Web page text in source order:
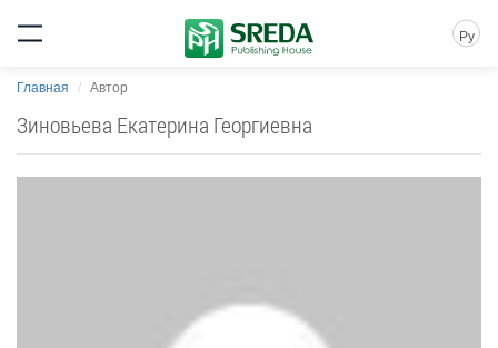
Ру
Главная Автор
Зиновьева Екатерина Георгиевна